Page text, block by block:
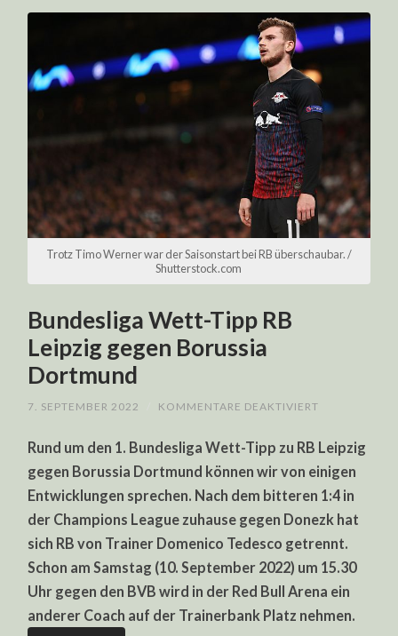
Trotz Timo Werner war der Saisonstart bei RB überschaubar. /
Shutterstock.com
Bundesliga Wett-Tipp RB
Leipzig gegen Borussia
Dortmund
7. SEPTEMBER 2022 KOMMENTARE DEAKTIVIERT
TIPP
LEIPZIG
BORUSSIA
DORTMUND
Rund um den 1. Bundesliga Wett-Tipp zu RB Leipzig
gegen Borussia Dortmund können wir von einigen
Entwicklungen sprechen. Nach dem bitteren 1:4 in
der Champions League zuhause gegen Donezk hat
sich RB von Trainer Domenico Tedesco getrennt.
Schon am Samstag (10. September 2022) um 15.30
Uhr gegen den BVB wird in der Red Bull Arena ein
anderer Coach auf der Trainerbank Platz nehmen.